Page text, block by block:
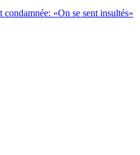
«On se sent insultés»